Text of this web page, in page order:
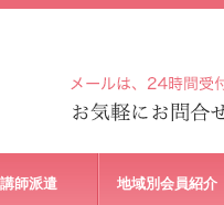
講師派遣 地域別会員紹介